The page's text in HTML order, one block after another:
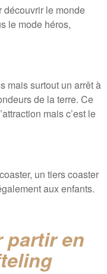
découvrir le monde
le mode héros,
mais surtout un arrêt à
de la terre. Ce
mais c’est le
un tiers coaster
aux enfants.
partir en